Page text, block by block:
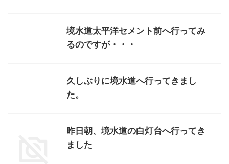
境水道太平洋セメント前へ行ってみ
るのですが・・・
久しぶりに境水道へ行ってきまし
た。
昨日朝、境水道の白灯台へ行ってき
ました